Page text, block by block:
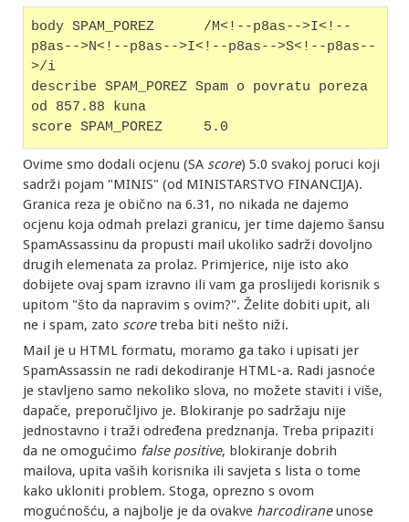
body SPAM_POREZ      /M<!--p8as-->I<!--
p8as-->N<!--p8as-->I<!--p8as-->S<!--p8as--
>/i
describe SPAM_POREZ Spam o povratu poreza
od 857.88 kuna
score SPAM_POREZ     5.0
Ovime smo dodali ocjenu (SA score) 5.0 svakoj poruci koji
sadrži pojam "MINIS" (od MINISTARSTVO FINANCIJA).
Granica reza je obično na 6.31, no nikada ne dajemo
ocjenu koja odmah prelazi granicu, jer time dajemo šansu
SpamAssassinu da propusti mail ukoliko sadrži dovoljno
drugih elemenata za prolaz. Primjerice, nije isto ako
dobijete ovaj spam izravno ili vam ga proslijedi korisnik s
upitom "što da napravim s ovim?". Želite dobiti upit, ali
ne i spam, zato scoretreba biti nešto niži.
Mail je u HTML formatu, moramo ga tako i upisati jer
SpamAssassin ne radi dekodiranje HTML-a. Radi jasnoće
je stavljeno samo nekoliko slova, no možete staviti i više,
dapače, preporučljivo je. Blokiranje po sadržaju nije
jednostavno i traži određena predznanja. Treba pripaziti
da ne omogućimo false positive, blokiranje dobrih
mailova, upita vaših korisnika ili savjeta s lista o tome
kako ukloniti problem. Stoga, oprezno s ovom
mogućnošću, a najbolje je da ovakve harcodiraneunose